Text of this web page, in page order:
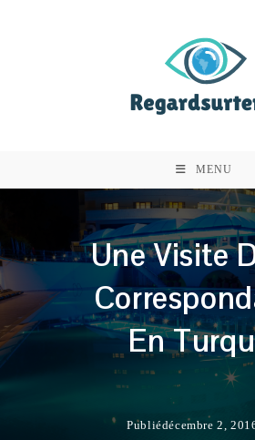
MENU
Une Visite
En
Publiédécembre 2,